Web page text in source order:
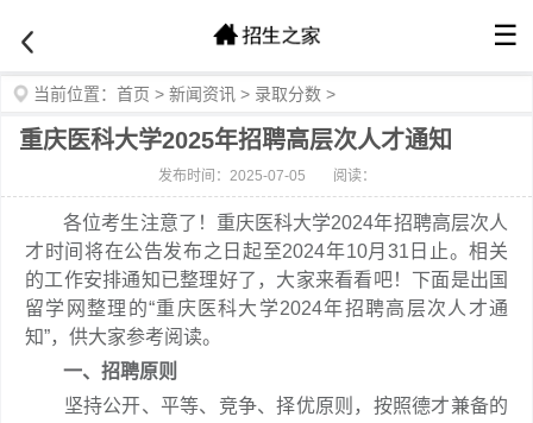
☰
当前位置： 首页 > 新闻资讯 > 录取分数 >
重庆医科大学2025年招聘高层次人才通知
发布时间：2025-07-05 阅读：
各位考生注意了！重庆医科大学2024年招聘高层次人
才时间将在公告发布之日起至2024年10月31日止。相关
的工作安排通知已整理好了，大家来看看吧！下面是出国
留学网整理的“重庆医科大学2024年招聘高层次人才通
知”，供大家参考阅读。
一、招聘原则
坚持公开、平等、竞争、择优原则，按照德才兼备的